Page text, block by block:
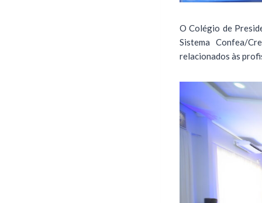
O Colégio de
Sistema Confea/
relacionados às